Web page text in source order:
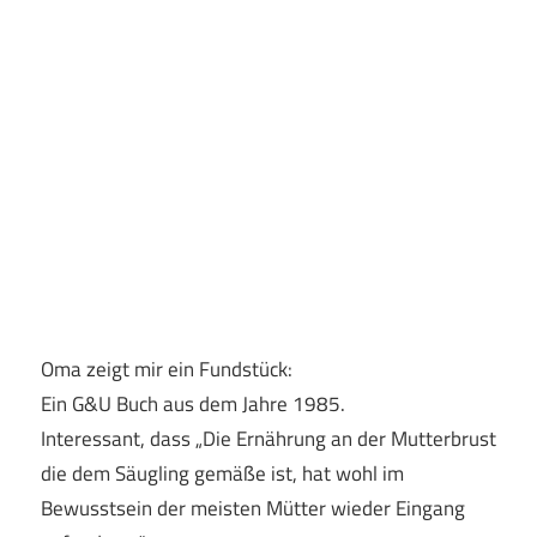
Oma zeigt mir ein Fundstück:
Ein G&U Buch aus dem Jahre 1985.
Interessant, dass „Die Ernährung an der Mutterbrust
die dem Säugling gemäße ist, hat wohl im
Bewusstsein der meisten Mütter wieder Eingang